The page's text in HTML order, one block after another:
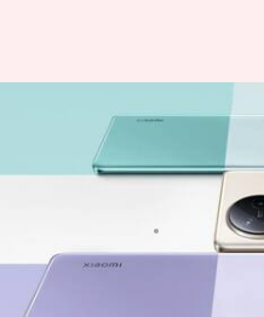
शाओमी सीवी 3
साथ 4 रंगों के
जानिए कीमत
May 25, 2023
क्या है खबर?